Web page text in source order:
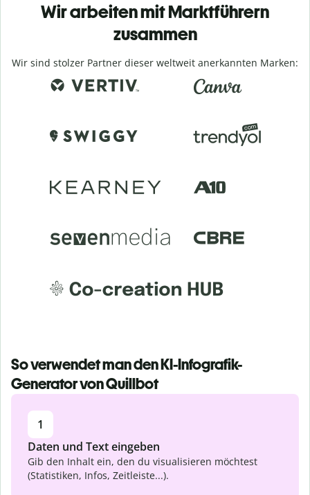
Wir arbeiten mit Marktführern
zusammen
Wir sind stolzer Partner dieser weltweit anerkannten Marken:
So verwendet man den KI-Infografik-
Generator von Quillbot
1
Daten und Text eingeben
Gib den Inhalt ein, den du visualisieren möchtest
(Statistiken, Infos, Zeitleiste...).